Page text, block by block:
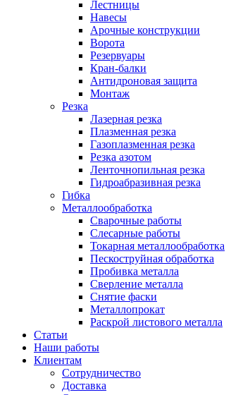
Лестницы
Навесы
Арочные конструкции
Ворота
Резервуары
Кран-балки
Антидроновая защита
Монтаж
Резка
Лазерная резка
Плазменная резка
Газоплазменная резка
Резка азотом
Ленточнопильная резка
Гидроабразивная резка
Гибка
Металлообработка
Сварочные работы
Слесарные работы
Токарная металлообработка
Пескоструйная обработка
Пробивка металла
Сверление металла
Снятие фаски
Металлопрокат
Раскрой листового металла
Статьи
Наши работы
Клиентам
Сотрудничество
Доставка